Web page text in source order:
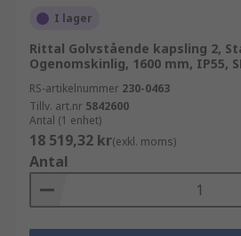
I lager
Rittal Golvstående kapsling 2,
Ogenomskinlig, 1600 mm, IP55,
RS-artikelnummer 230-0463
Tillv. art.nr 5842600
Antal (1 enhet)
18 519,32 kr(exkl. moms)
Antal